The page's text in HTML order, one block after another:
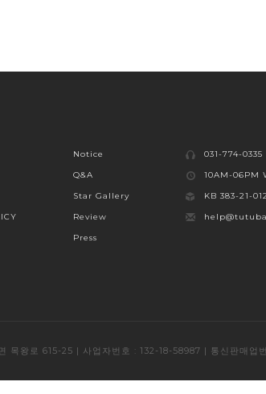
Notice
Q&A
Star Gallery
Review
Press
031-774-0335
10AM-06PM
KB 383-21-
목왕로 615-25 | 사업자번호 : 132-18-58987 | 통신판